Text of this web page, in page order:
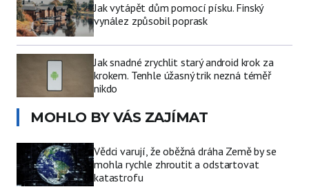
Jak vytápět dům pomocí písku. Finský
vynález způsobil poprask
Jak snadné zrychlit starý android krok za
krokem. Tenhle úžasný trik nezná téměř
nikdo
MOHLO BY VÁS ZAJÍMAT
Vědci varují, že oběžná dráha Země by se
mohla rychle zhroutit a odstartovat
katastrofu